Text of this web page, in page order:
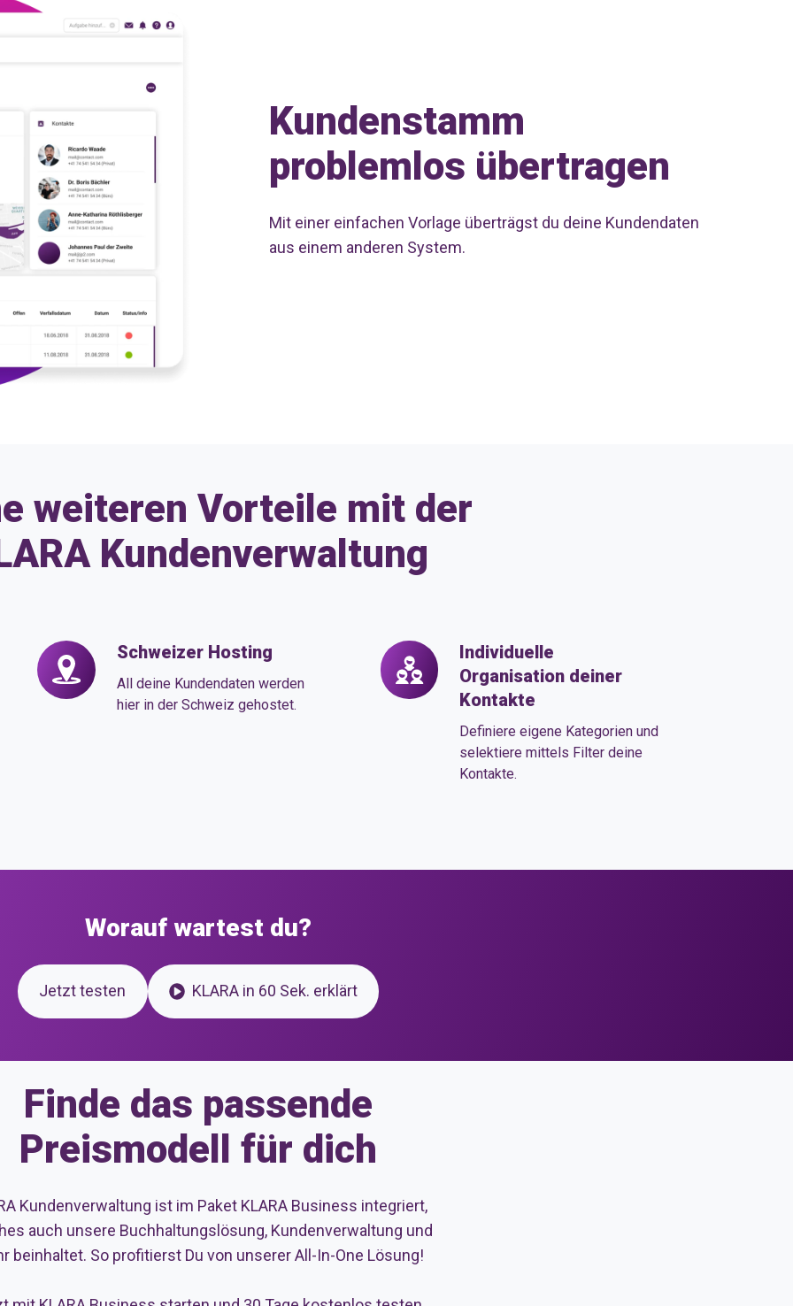
Kundenstamm
problemlos übertragen
Mit einer einfachen Vorlage überträgst du deine Kundendaten
aus einem anderen System.
weiteren Vorteile mit der
Kundenverwaltung
Schweizer Hosting
All deine Kundendaten werden
hier in der Schweiz gehostet.
Schweizer
Hosting
Individuelle
Organisation deiner
Kontakte
Definiere eigene Kategorien und
selektiere mittels Filter deine
Kontakte.
Individuelle
Organisation
deiner
Worauf wartest du?
Jetzt testen KLARA in 60 Sek. erklärt
Finde das passende
Preismodell für dich
Kundenverwaltung ist im Paket KLARA Business integriert,
auch unsere Buchhaltungslösung, Kundenverwaltung und
beinhaltet. So profitierst Du von unserer All-In-One Lösung!